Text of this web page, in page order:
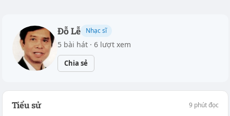
Đỗ Lễ Nhạc sĩ
5 bài hát · 6 lượt xem
Chia sẻ
Tiểu sử 9 phút đọc